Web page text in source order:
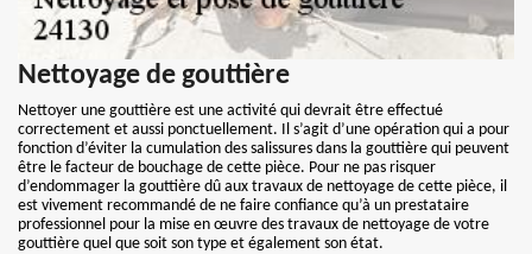
Nettoyage de gouttière
Nettoyer une gouttière est une activité qui devrait être effectué
correctement et aussi ponctuellement. Il s’agit d’une opération qui a pour
fonction d’éviter la cumulation des salissures dans la gouttière qui peuvent
être le facteur de bouchage de cette pièce. Pour ne pas risquer
d’endommager la gouttière dû aux travaux de nettoyage de cette pièce, il
est vivement recommandé de ne faire confiance qu’à un prestataire
professionnel pour la mise en œuvre des travaux de nettoyage de votre
gouttière quel que soit son type et également son état.